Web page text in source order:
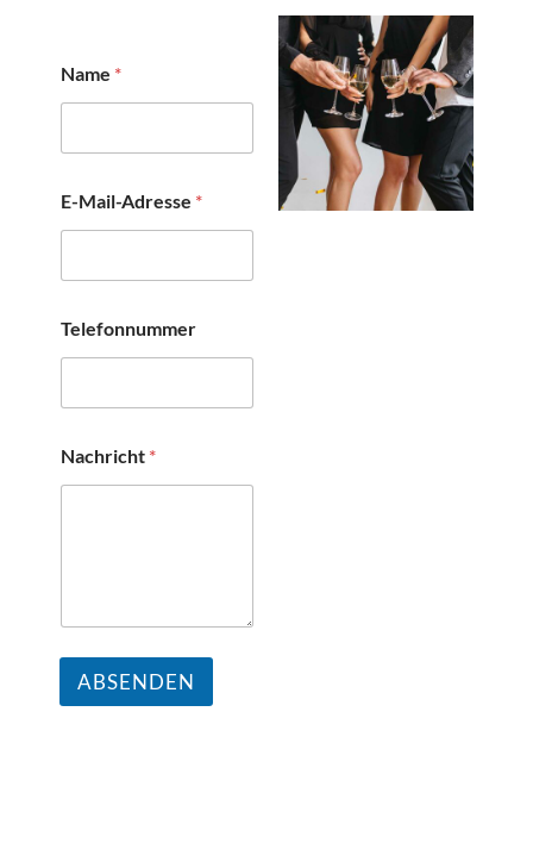
N
a
e
e
l
e
o
n
Name *
E-Mail-Adresse *
Telefonnummer
Nachricht *
ABSENDEN